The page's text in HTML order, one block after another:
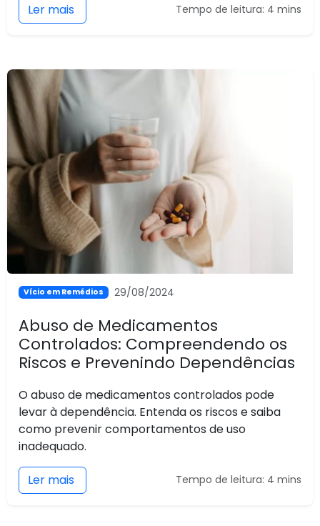
Ler mais Tempo de leitura: 4 mins
Vício em Remédios 29/08/2024
Abuso de Medicamentos
Controlados: Compreendendo os
Riscos e Prevenindo Dependências
O abuso de medicamentos controlados pode
levar à dependência. Entenda os riscos e saiba
como prevenir comportamentos de uso
inadequado.
Ler mais Tempo de leitura: 4 mins